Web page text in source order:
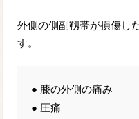
外側の側副靱帯が損傷し
す。
● 膝の外側の痛み
● 圧痛